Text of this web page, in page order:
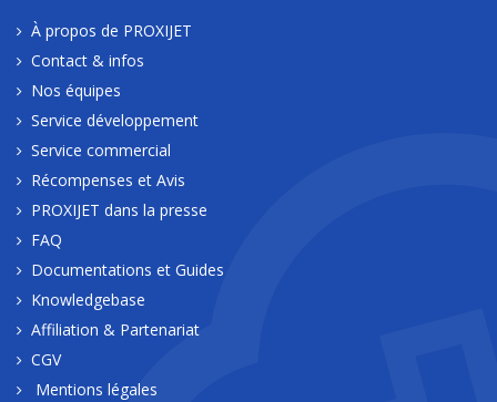
À propos de PROXIJET
Contact & infos
Nos équipes
Service développement
Service commercial
Récompenses et Avis
PROXIJET dans la presse
FAQ
Documentations et Guides
Knowledgebase
Affiliation & Partenariat
CGV
Mentions légales